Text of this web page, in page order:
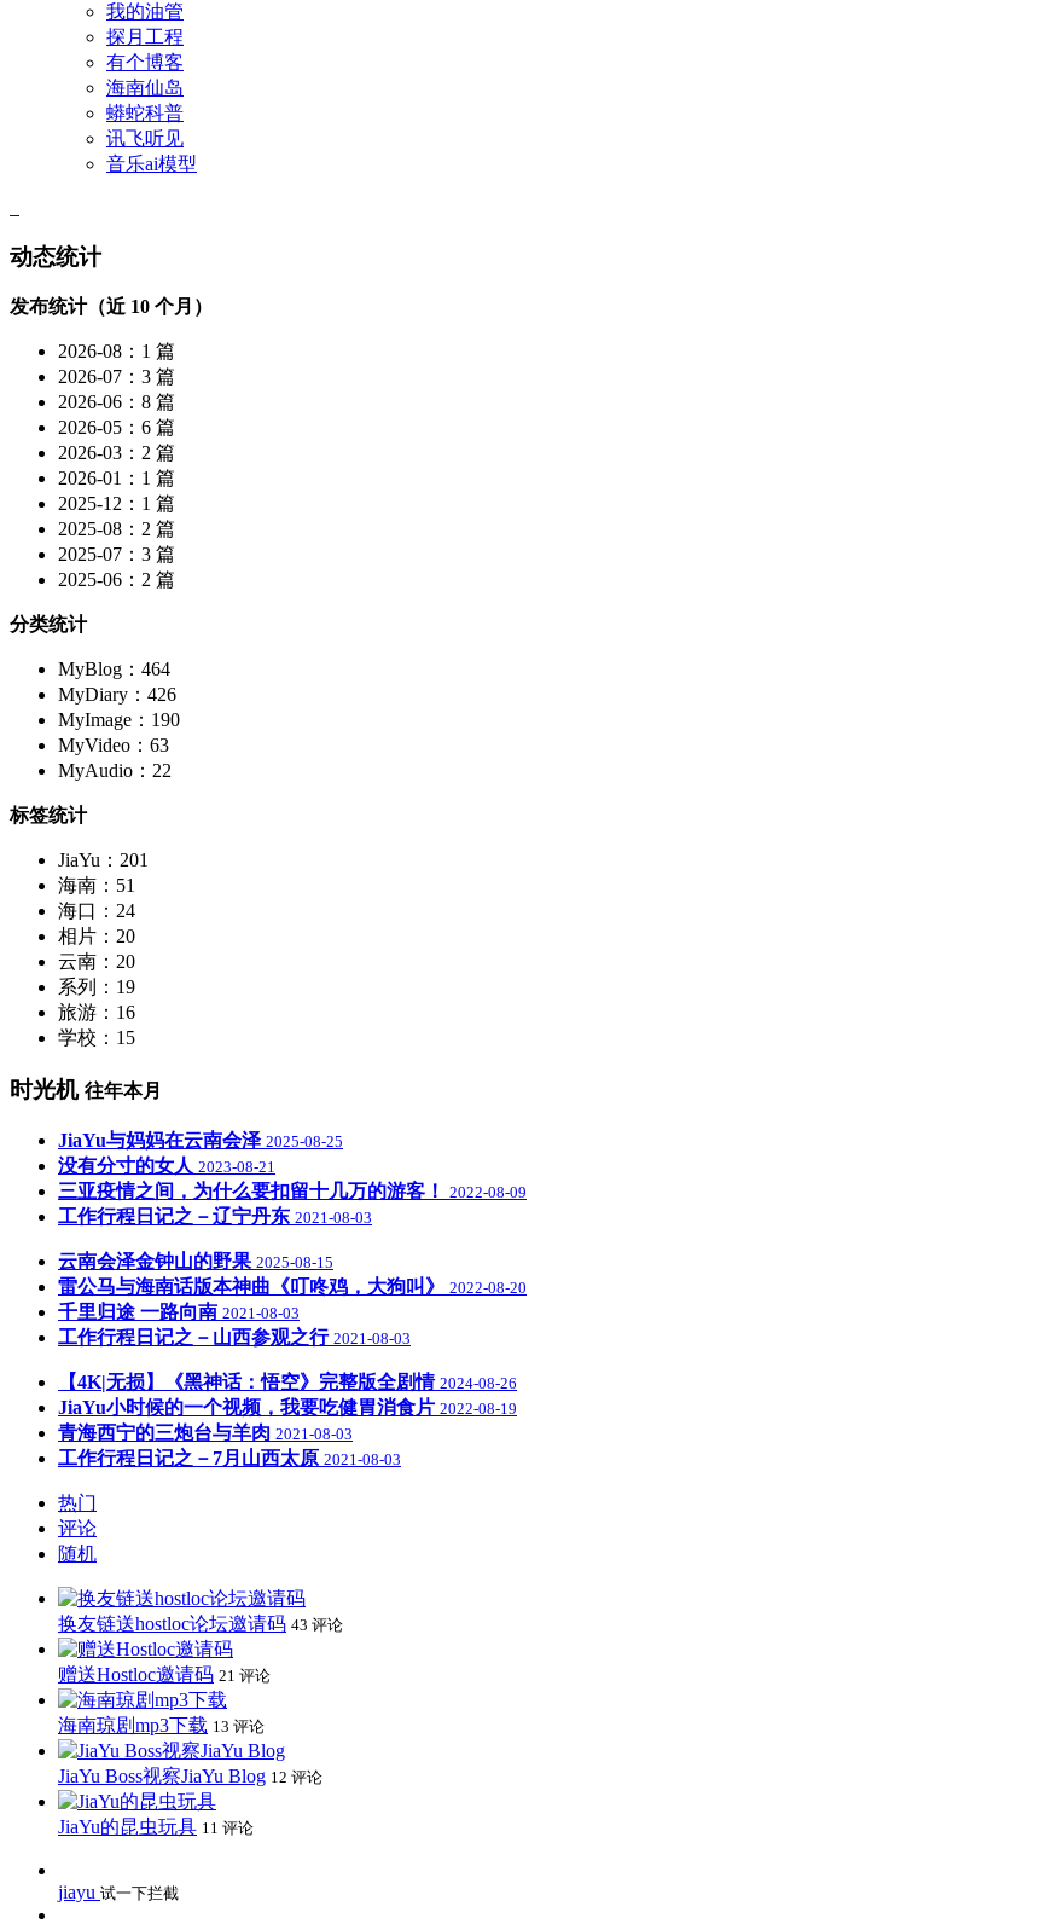
我的油管
探月工程
有个博客
海南仙岛
蟒蛇科普
讯飞听见
音乐ai模型
动态统计
发布统计（近 10 个月）
2026-08：1 篇
2026-07：3 篇
2026-06：8 篇
2026-05：6 篇
2026-03：2 篇
2026-01：1 篇
2025-12：1 篇
2025-08：2 篇
2025-07：3 篇
2025-06：2 篇
分类统计
MyBlog：464
MyDiary：426
MyImage：190
MyVideo：63
MyAudio：22
标签统计
JiaYu：201
海南：51
海口：24
相片：20
云南：20
系列：19
旅游：16
学校：15
时光机 往年本月
JiaYu与妈妈在云南会泽 2025-08-25
没有分寸的女人 2023-08-21
三亚疫情之间，为什么要扣留十几万的游客！ 2022-08-09
工作行程日记之－辽宁丹东 2021-08-03
云南会泽金钟山的野果 2025-08-15
雷公马与海南话版本神曲《叮咚鸡，大狗叫》 2022-08-20
千里归途 一路向南 2021-08-03
工作行程日记之－山西参观之行 2021-08-03
【4K|无损】《黑神话：悟空》完整版全剧情 2024-08-26
JiaYu小时候的一个视频，我要吃健胃消食片 2022-08-19
青海西宁的三炮台与羊肉 2021-08-03
工作行程日记之－7月山西太原 2021-08-03
热门
评论
随机
换友链送hostloc论坛邀请码 43 评论
赠送Hostloc邀请码 21 评论
海南琼剧mp3下载 13 评论
JiaYu Boss视察JiaYu Blog 12 评论
JiaYu的昆虫玩具 11 评论
jiayu 试一下拦截